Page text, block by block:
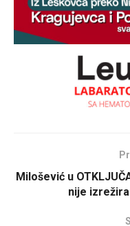
Milošević u
nije